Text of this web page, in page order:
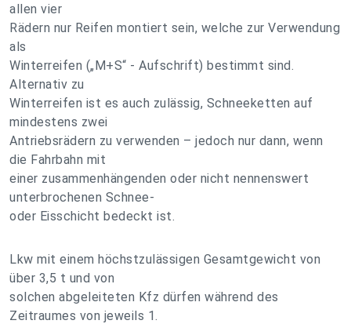
allen vier
Rädern nur Reifen montiert sein, welche zur Verwendung
als
Winterreifen („M+S“ - Aufschrift) bestimmt sind.
Alternativ zu
Winterreifen ist es auch zulässig, Schneeketten auf
mindestens zwei
Antriebsrädern zu verwenden – jedoch nur dann, wenn
die Fahrbahn mit
einer zusammenhängenden oder nicht nennenswert
unterbrochenen Schnee-
oder Eisschicht bedeckt ist.
Lkw mit einem höchstzulässigen Gesamtgewicht von
über 3,5 t und von
solchen abgeleiteten Kfz dürfen während des
Zeitraumes von jeweils 1.